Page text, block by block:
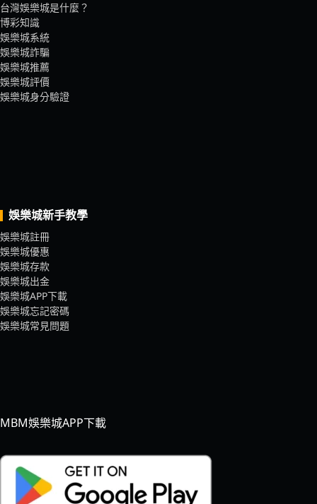
台灣娛樂城是什麼？
博彩知識
娛樂城系統
娛樂城詐騙
娛樂城推薦
娛樂城評價
娛樂城身分驗證
娛樂城新手教學
娛樂城註冊
娛樂城優惠
娛樂城存款
娛樂城出金
娛樂城APP下載
娛樂城忘記密碼
娛樂城常見問題
MBM娛樂城APP下載